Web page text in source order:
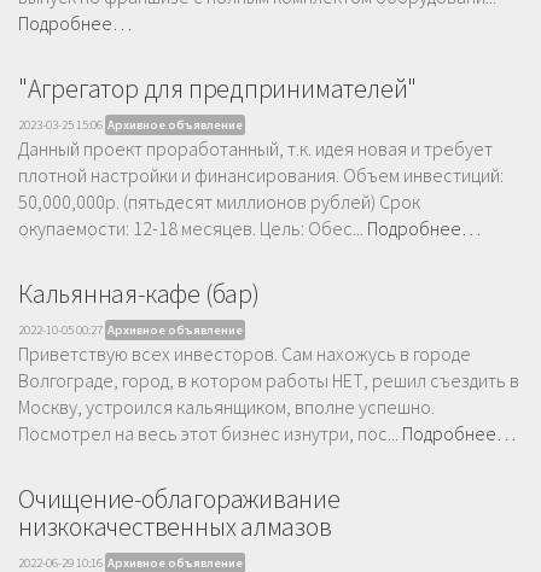
Подробнее…
"Агрегатор для предпринимателей"
2023-03-25 15:06 Архивное объявление
Данный проект проработанный, т.к. идея новая и требует
плотной настройки и финансирования. Объем инвестиций:
50,000,000р. (пятьдесят миллионов рублей) Срок
окупаемости: 12-18 месяцев. Цель: Обес... Подробнее…
Кальянная-кафе (бар)
2022-10-05 00:27 Архивное объявление
Приветствую всех инвесторов. Сам нахожусь в городе
Волгограде, город, в котором работы НЕТ, решил съездить в
Москву, устроился кальянщиком, вполне успешно.
Посмотрел на весь этот бизнес изнутри, пос... Подробнее…
Очищение-облагораживание
низкокачественных алмазов
2022-06-29 10:16 Архивное объявление